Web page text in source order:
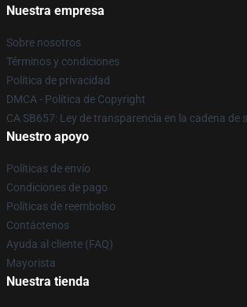
Nuestra empresa
Sobre nosotros
Términos y condiciones
Política de privacidad
DMCA - Política de Copyright
CA SB657: Ley de transparencia en la cadena de
Nuestro apoyo
Políticas de envío
Condiciones de pago
Políticas de reembolso
Contáctenos
Ayuda al cliente (FAQ)
Mayorista
Nuestra tienda